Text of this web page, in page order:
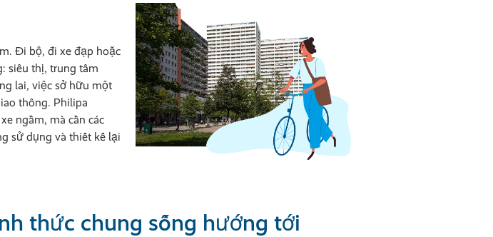
Đi bộ, đi xe đạp hoặc
siêu thị, trung tâm
lai, việc sở hữu một
thông. Philipa
ngầm, mà cần các
sử dụng và thiết kế lại
thức chung sống hướng tới